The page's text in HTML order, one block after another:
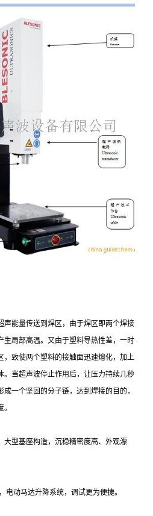
能量传送到焊区，由于焊区即两个焊接
生局部高温。又由于塑料导热性差，一时
，致使两个塑料的接触面迅速熔化，加上
。当超声波停止作用后，让压力持续几秒
一个坚固的分子链，达到焊接的目的，
。
型基座构造，沉稳精密度高、外观漂
动马达升降系统，调试更为便捷。